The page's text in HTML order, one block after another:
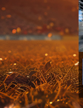
por hinchas de
de Justicia